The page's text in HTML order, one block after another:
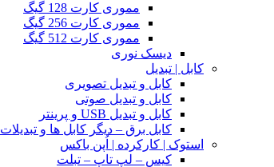
مموری کارت 128 گیگ
مموری کارت 256 گیگ
مموری کارت 512 گیگ
دیسک نوری
کابل | تبدیل
کابل و تبدیل تصویری
کابل و تبدیل صوتی
کابل و تبدیل USB و پرینتر
کابل برق – دیگر کابل ها و تبدیلات
استوک | کارکرده | اُپن باکس
کیس – لپ تاپ – تبلت